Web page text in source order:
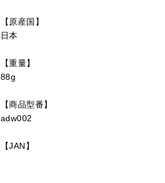
【原産国】
日本
【重量】
88g
【商品型番】
adw002
【JAN】